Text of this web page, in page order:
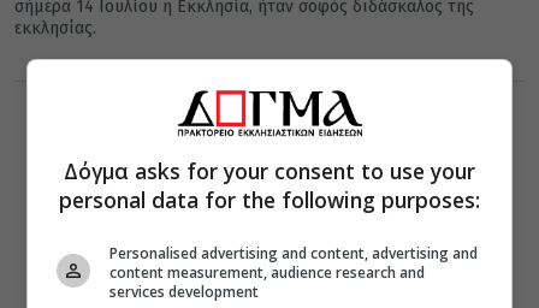
σήμερα 14 Ιουλίου η Εκκλησία, ήταν σοφός διδάσκαλος της
εκκλησίας.
Δόγμα asks for your consent to use your
personal data for the following purposes:
Personalised advertising and content, advertising and
content measurement, audience research and
services development